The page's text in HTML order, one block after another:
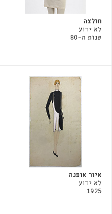
חולצה
לא ידוע
שנות ה-80
איור אופנה
לא ידוע
1925